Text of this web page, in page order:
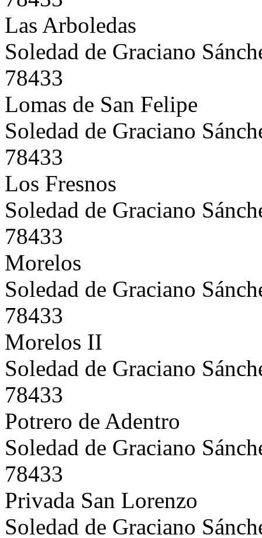
Las Arboledas
Soledad de Graciano
78433
Lomas de San Felipe
Soledad de Graciano
78433
Los Fresnos
Soledad de Graciano
78433
Morelos
Soledad de Graciano
78433
Morelos II
Soledad de Graciano
78433
Potrero de Adentro
Soledad de Graciano
78433
Privada San Lorenzo
Soledad de Graciano